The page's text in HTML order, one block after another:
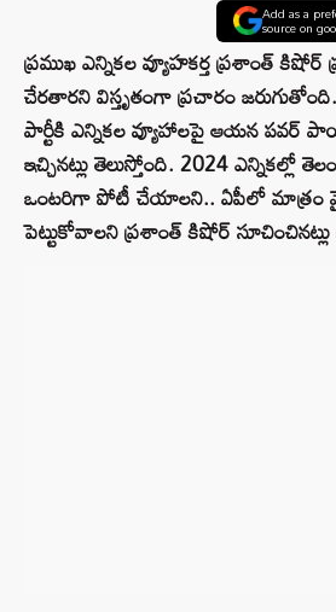
Add as a
source on
ప్రముఖ ఎన్నికల వ్యూహకర్త ప్రశాంత్ కిషోర్
చేరతారని విస్తృతంగా ప్రచారం
పార్టీకి ఎన్నికల వ్యూహాలపై ఆయన పవర్‌
ఇచ్చినట్లు తెలుస్తోంది. 2024 ఎన్నికల్లో
ఒంటరిగా పోటీ చేయాలని.. ఏపీలో మాత్రం
పెట్టుకోవాలని ప్రశాంత్ కిషోర్